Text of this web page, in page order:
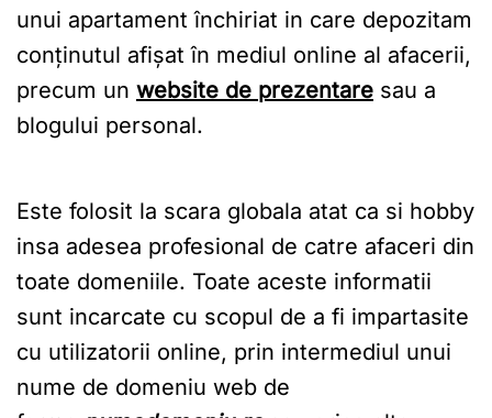
unui apartament închiriat in care depozitam
conținutul afișat în mediul online al afacerii,
precum un website de prezentare sau a
blogului personal.
Este folosit la scara globala atat ca si hobby
insa adesea profesional de catre afaceri din
toate domeniile. Toate aceste informatii
sunt incarcate cu scopul de a fi impartasite
cu utilizatorii online, prin intermediul unui
nume de domeniu web de